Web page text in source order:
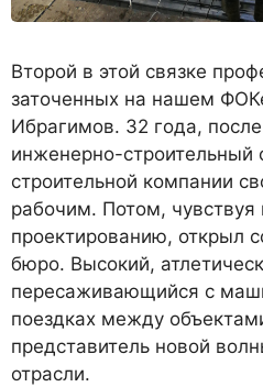
Второй в этой связке
заточенных на нашем
Ибрагимов. 32 года,
инженерно-строительный
строительной компании
рабочим. Потом,
проектированию, открыл
бюро. Высокий,
пересаживающийся с
поездках между
представитель новой
отрасли.